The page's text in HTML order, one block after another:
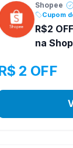
Shopee
Cupom
R$2
na
2 OFF